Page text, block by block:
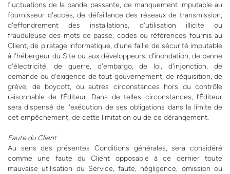
fluctuations de la bande passante, de manquement imputable au
fournisseur d'accès, de défaillance des réseaux de transmission,
d'effondrement des installations, d'utilisation illicite ou
frauduleuse des mots de passe, codes ou références fournis au
Client, de piratage informatique, d'une faille de sécurité imputable
à l'hébergeur du Site ou aux développeurs, d'inondation, de panne
d'électricité, de guerre, d'embargo, de loi, d'injonction, de
demande ou d'exigence de tout gouvernement, de réquisition, de
grève, de boycott, ou autres circonstances hors du contrôle
raisonnable de l’Éditeur. Dans de telles circonstances, l’Éditeur
sera dispensé de l'exécution de ses obligations dans la limite de
cet empêchement, de cette limitation ou de ce dérangement.
Faute du Client
Au sens des présentes Conditions générales, sera considéré
comme une faute du Client opposable à ce dernier toute
mauvaise utilisation du Service, faute, négligence, omission ou